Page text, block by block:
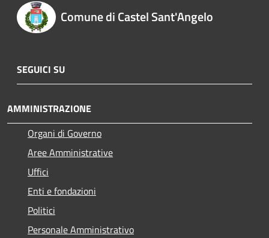
Comune di Castel Sant'Angelo
SEGUICI SU
AMMINISTRAZIONE
Organi di Governo
Aree Amministrative
Uffici
Enti e fondazioni
Politici
Personale Amministrativo